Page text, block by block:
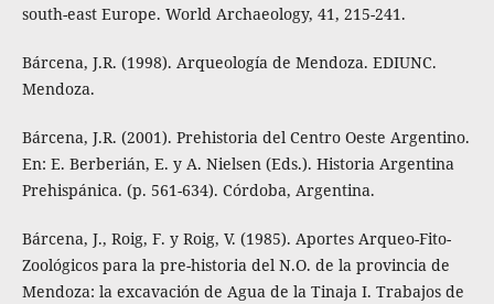
south-east Europe. World Archaeology, 41, 215-241.
Bárcena, J.R. (1998). Arqueología de Mendoza. EDIUNC.
Mendoza.
Bárcena, J.R. (2001). Prehistoria del Centro Oeste Argentino.
En: E. Berberián, E. y A. Nielsen (Eds.). Historia Argentina
Prehispánica. (p. 561-634). Córdoba, Argentina.
Bárcena, J., Roig, F. y Roig, V. (1985). Aportes Arqueo-Fito-
Zoológicos para la pre-historia del N.O. de la provincia de
Mendoza: la excavación de Agua de la Tinaja I. Trabajos de